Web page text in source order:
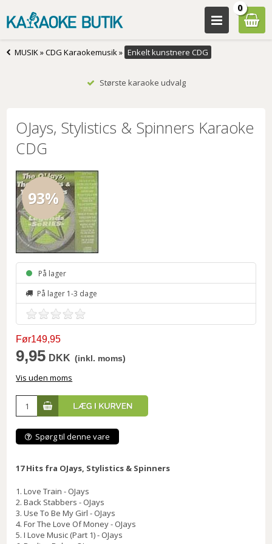
0
MUSIK»CDG Karaokemusik» Enkelt kunstnere CDG
Største karaoke udvalg
OJays, Stylistics & Spinners Karaoke
CDG
93%
På lager
På lager 1-3 dage
Før149,95
9,95 DKK (inkl. moms)
Vis uden moms
Spørg til denne vare
17 Hits fra OJays, Stylistics & Spinners
1. Love Train - OJays
2. Back Stabbers - OJays
3. Use To Be My Girl - OJays
4. For The Love Of Money - OJays
5. I Love Music (Part 1) - OJays